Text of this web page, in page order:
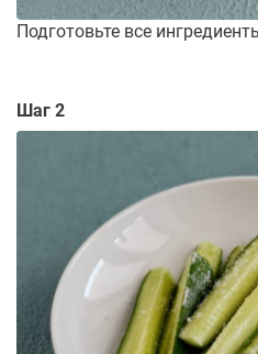
Подготовьте все
Шаг 2